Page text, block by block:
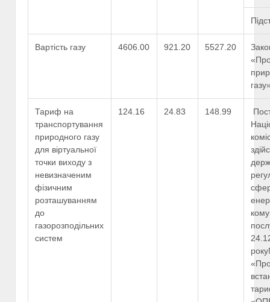
Вартість газу 4606.00 921.20 5527.20
Тариф на
транспортування
природного газу
для віртуальної
точки виходу з
невизначеним
фізичним
розташуванням
до
газорозподільних
систем
124.16 24.83 148.99